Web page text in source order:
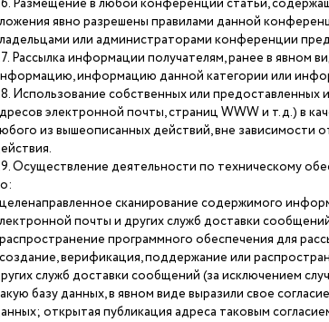
Размещение в любой конференции статьи,
явно разрешены правилами данной
или администраторами конференции
Рассылка информации получателям, ранее в явном
информацию данной категории или
Использование собственных или
электронной почты, страниц WWW и т.д.) в
из вышеописанных действий, вне зависимости
Осуществление деятельности по техническому
сканирование содержимого
почты и других служб доставки
программного обеспечения для
верификация, поддержание или
служб доставки сообщений (за исключением
базу данных, в явном виде выразили свое
открытая публикация адреса таковым